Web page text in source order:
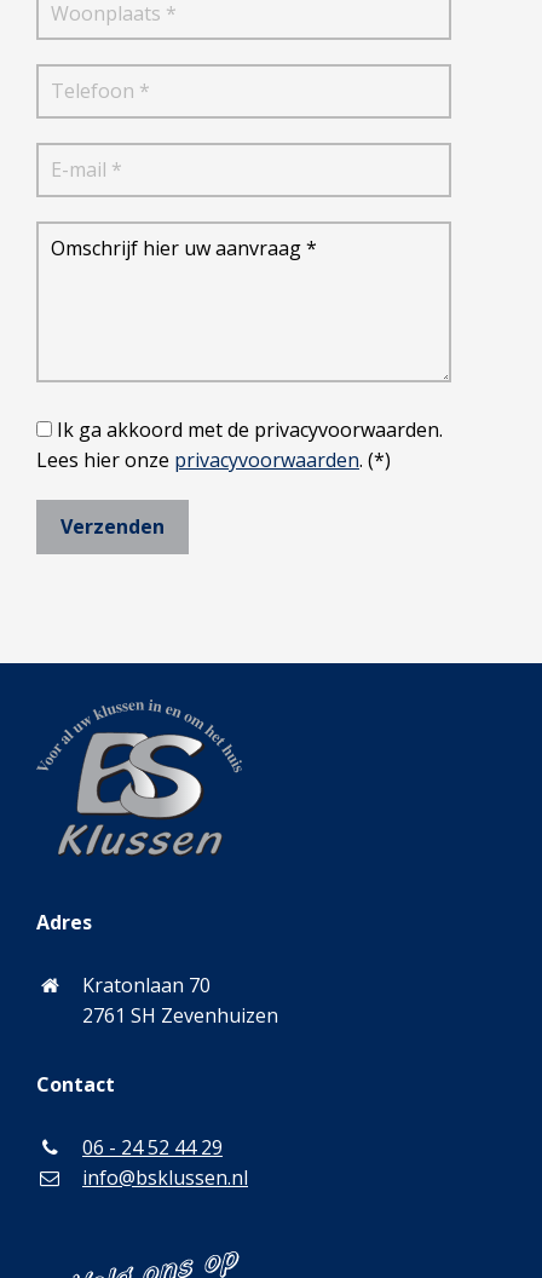
Ik ga akkoord met de privacyvoorwaarden.
Lees hier onze privacyvoorwaarden. (*)
Adres
Kratonlaan 70
2761 SH Zevenhuizen
Contact
06 - 24 52 44 29
info@bsklussen.nl